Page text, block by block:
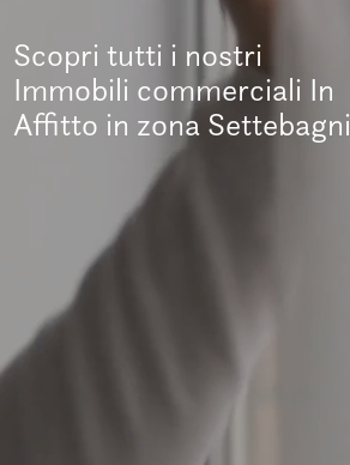
Scopri tutti i nostri
Immobili commerciali In
Affitto in zona Settebagni